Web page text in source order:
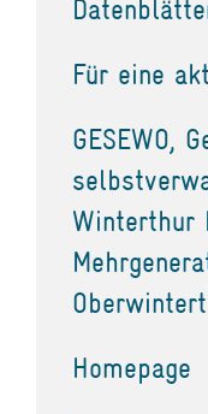
Für eine
GESEWO,
Winterthur
Homepage